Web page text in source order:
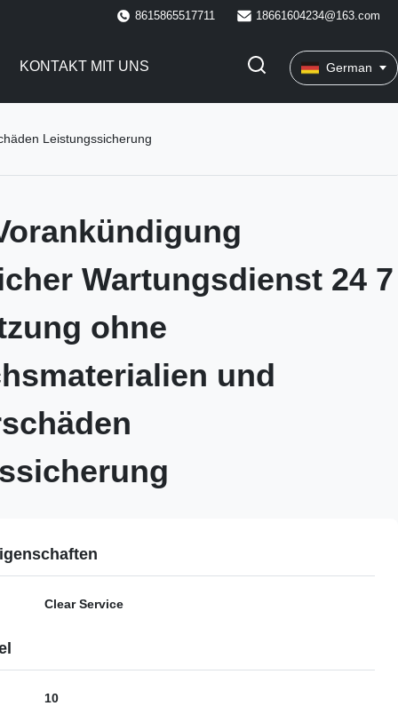
8615865517711 18661604234@163.com
KONTAKT MIT UNS German
Leistungssicherung
Wartungsdienst 24 7
ohne
und
Clear Service
10